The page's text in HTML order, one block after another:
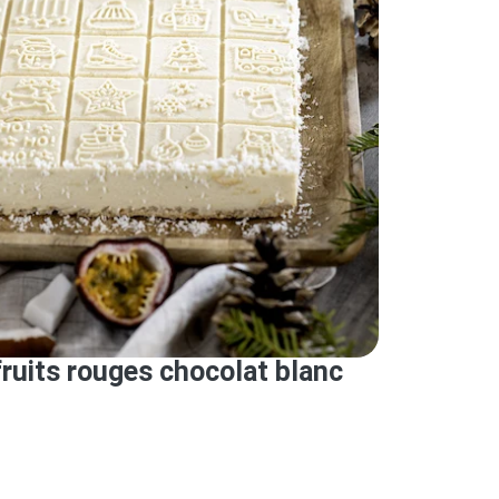
rouges chocolat blanc